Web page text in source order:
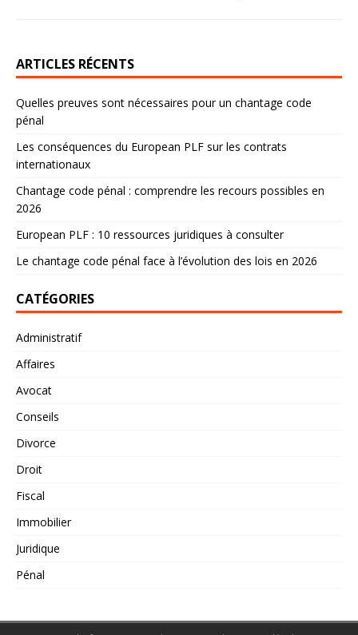
ARTICLES RÉCENTS
Quelles preuves sont nécessaires pour un chantage code
pénal
Les conséquences du European PLF sur les contrats
internationaux
Chantage code pénal : comprendre les recours possibles en
2026
European PLF : 10 ressources juridiques à consulter
Le chantage code pénal face à l’évolution des lois en 2026
CATÉGORIES
Administratif
Affaires
Avocat
Conseils
Divorce
Droit
Fiscal
Immobilier
Juridique
Pénal